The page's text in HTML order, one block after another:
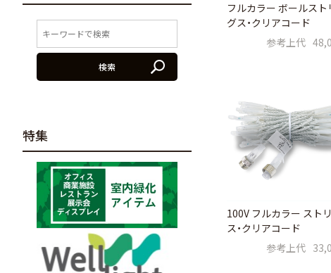
フルカラー ボールスト
グス・クリアコード
参考上代
100V フルカラー スト
ス・クリアコード
参考上代
検索
特集